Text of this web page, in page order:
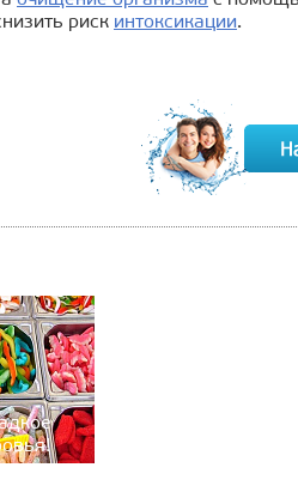
риск интоксикации.